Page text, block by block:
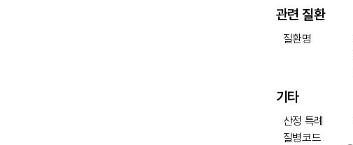
관련 질환
질환명
기타
산정 특례
질병코드